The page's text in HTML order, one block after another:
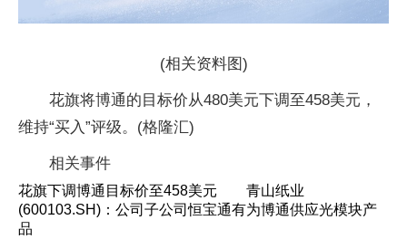
(相关资料图)
花旗将博通的目标价从480美元下调至458美元，
维持“买入”评级。(格隆汇)
相关事件
花旗下调博通目标价至458美元 青山纸业
(600103.SH)：公司子公司恒宝通有为博通供应光模块产
品